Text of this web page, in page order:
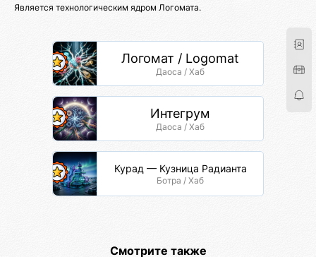
Является технологическим ядром Логомата.
Логомат / Logomat
Даоса / Хаб
Интегрум
Даоса / Хаб
Курад — Кузница Радианта
Ботра / Хаб
Смотрите также